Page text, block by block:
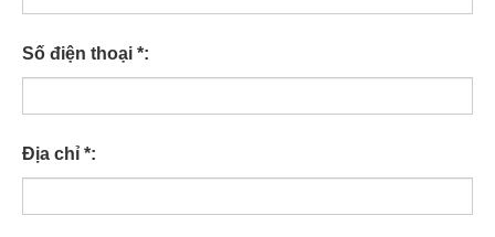
Số điện thoại *:
Địa chỉ *: